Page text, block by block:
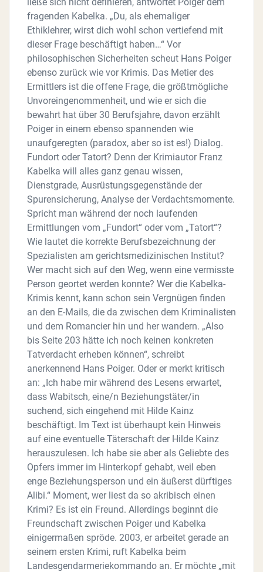
fragenden Kabelka. „Du, als ehemaliger
Ethiklehrer, wirst dich wohl schon vertiefend mit
dieser Frage beschäftigt haben…“ Vor
philosophischen Sicherheiten scheut Hans Poiger
ebenso zurück wie vor Krimis. Das Metier des
Ermittlers ist die offene Frage, die größtmögliche
Unvoreingenommenheit, und wie er sich die
bewahrt hat über 30 Berufsjahre, davon erzählt
Poiger in einem ebenso spannenden wie
unaufgeregten (paradox, aber so ist es!) Dialog.
Fundort oder Tatort? Denn der Krimiautor Franz
Kabelka will alles ganz genau wissen,
Dienstgrade, Ausrüstungsgegenstände der
Spurensicherung, Analyse der Verdachtsmomente.
Spricht man während der noch laufenden
Ermittlungen vom „Fundort“ oder vom „Tatort“?
Wie lautet die korrekte Berufsbezeichnung der
Spezialisten am gerichtsmedizinischen Institut?
Wer macht sich auf den Weg, wenn eine vermisste
Person geortet werden konnte? Wer die Kabelka-
Krimis kennt, kann schon sein Vergnügen finden
an den E-Mails, die da zwischen dem Kriminalisten
und dem Romancier hin und her wandern. „Also
bis Seite 203 hätte ich noch keinen konkreten
Tatverdacht erheben können“, schreibt
anerkennend Hans Poiger. Oder er merkt kritisch
an: „Ich habe mir während des Lesens erwartet,
dass Wabitsch, eine/n Beziehungstäter/in
suchend, sich eingehend mit Hilde Kainz
beschäftigt. Im Text ist überhaupt kein Hinweis
auf eine eventuelle Täterschaft der Hilde Kainz
herauszulesen. Ich habe sie aber als Geliebte des
Opfers immer im Hinterkopf gehabt, weil eben
enge Beziehungsperson und ein äußerst dürftiges
Alibi.“ Moment, wer liest da so akribisch einen
Krimi? Es ist ein Freund. Allerdings beginnt die
Freundschaft zwischen Poiger und Kabelka
einigermaßen spröde. 2003, er arbeitet gerade an
seinem ersten Krimi, ruft Kabelka beim
Landesgendarmeriekommando an. Er möchte „mit